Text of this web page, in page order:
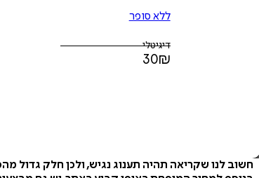
ללא סופר
דיגיטלי
30₪
חשוב לנו שקריאה תהיה תענוג נגיש, ולכן חלק גדול